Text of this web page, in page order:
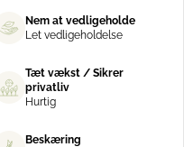
Nem at vedligeholde
Let vedligeholdelse
Tæt vækst / Sikrer
privatliv
Hurtig
Beskæring